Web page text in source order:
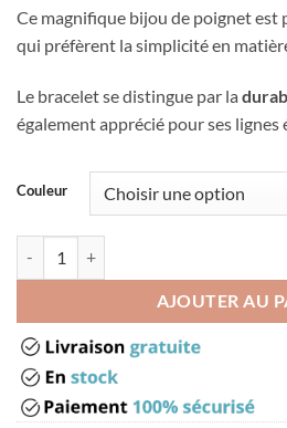
Ce magnifique bijou de poignet est
qui préfèrent la simplicité en
Le bracelet se distingue par la
également apprécié pour ses lignes
Couleur
AJOUTER AU